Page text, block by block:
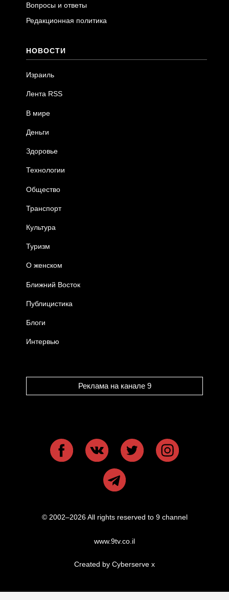
Вопросы и ответы
Редакционная политика
НОВОСТИ
Израиль
Лента RSS
В мире
Деньги
Здоровье
Технологии
Общество
Транспорт
Культура
Туризм
О женском
Ближний Восток
Публицистика
Блоги
Интервью
Реклама на канале 9
© 2002–2026 All rights reserved to 9 channel
www.9tv.co.il
Created by Cyberserve x